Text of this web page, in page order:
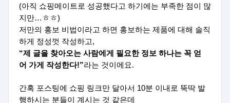
(아직 쇼핑메이트로 성공했다고 하기에는 부족한 점이 많
지만…ㅎㅎ)
저만의 홍보 비법이라고 하면 홍보하는 제품에 대해 솔직
하게 정성껏 작성하고,
“제 글을 찾아오는 사람에게 필요한 정보 하나는 꼭 얻
어 가게 작성한다!”라는 것이에요.
간혹 포스팅에 쇼핑 링크만 달아서 10분 이내로 뚝딱 발
행하시는 분들이 계시는 것 같은데